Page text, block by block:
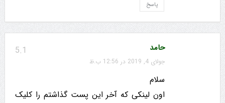
پاسخ
5.1 حامد
جولای 4, 2019 در 12:56 ب.ظ
سلام
اون لینکی که آخر این پست گذاشتم را کلیک